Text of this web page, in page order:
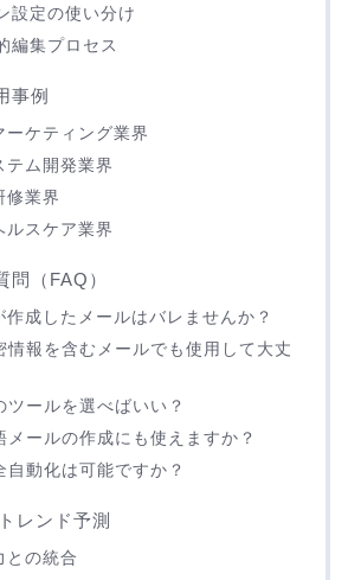
設定の使い分け
編集プロセス
事例
ーケティング業界
テム開発業界
修業界
ルスケア業界
問（FAQ）
成したメールはバレませんか？
情報を含むメールでも使用して大丈
ツールを選べばいい？
メールの作成にも使えますか？
自動化は可能ですか？
レンド予測
との統合